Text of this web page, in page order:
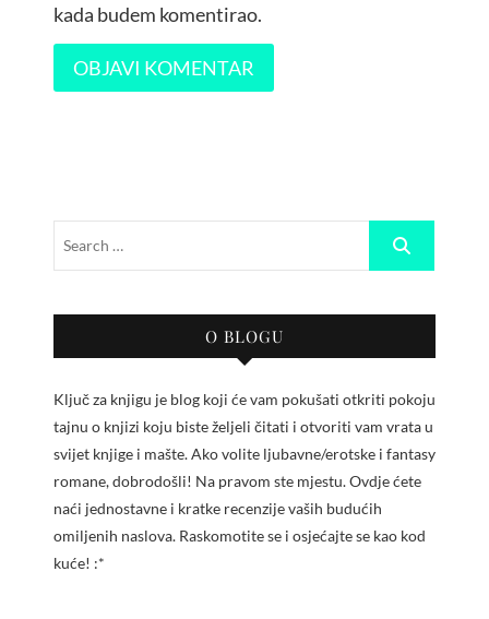
kada budem komentirao.
O BLOGU
Ključ za knjigu je blog koji će vam pokušati otkriti pokoju
tajnu o knjizi koju biste željeli čitati i otvoriti vam vrata u
svijet knjige i mašte. Ako volite ljubavne/erotske i fantasy
romane, dobrodošli! Na pravom ste mjestu. Ovdje ćete
naći jednostavne i kratke recenzije vaših budućih
omiljenih naslova. Raskomotite se i osjećajte se kao kod
kuće! :*